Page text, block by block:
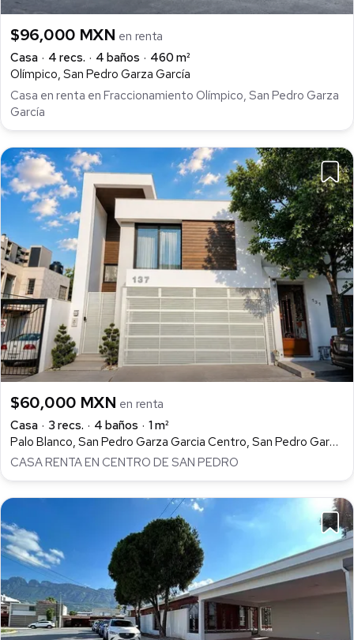
$96,000 MXN en renta
Casa
4 recs. 4 baños
460 m²
Olímpico, San Pedro Garza García
Casa en renta en Fraccionamiento Olímpico, San Pedro Garza
García
$60,000 MXN en renta
Casa
3 recs. 4 baños
1 m²
Palo Blanco, San Pedro Garza Garcia Centro, San Pedro Garza García
CASA RENTA EN CENTRO DE SAN PEDRO